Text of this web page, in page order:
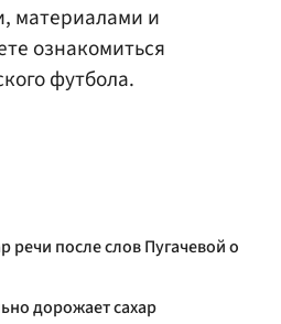
материалами и
ознакомиться
футбола.
речи после слов Пугачевой о
дорожает сахар